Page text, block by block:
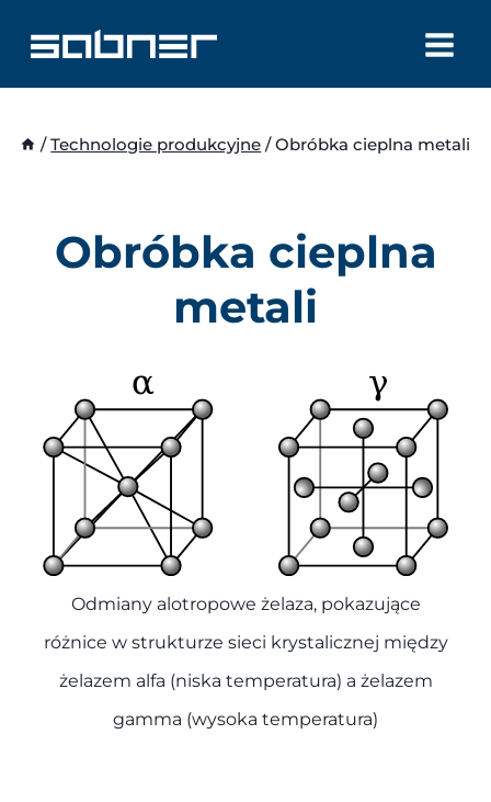
treści
/ Technologie produkcyjne / Obróbka cieplna metali
Obróbka cieplna
metali
Odmiany alotropowe żelaza, pokazujące
różnice w strukturze sieci krystalicznej między
żelazem alfa (niska temperatura) a żelazem
gamma (wysoka temperatura)